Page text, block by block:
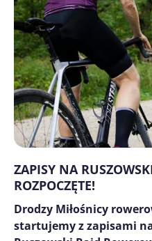
ZAPISY NA
ROZPOCZĘTE!
Drodzy Miłośnicy
startujemy z zapisami